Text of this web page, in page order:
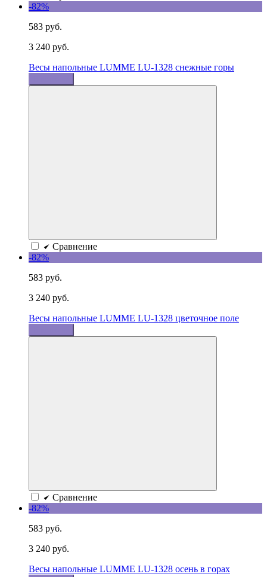
-82%
583 руб.
3 240 руб.
Весы напольные LUMME LU-1328 снежные горы
Сравнение
-82%
583 руб.
3 240 руб.
Весы напольные LUMME LU-1328 цветочное поле
Сравнение
-82%
583 руб.
3 240 руб.
Весы напольные LUMME LU-1328 осень в горах